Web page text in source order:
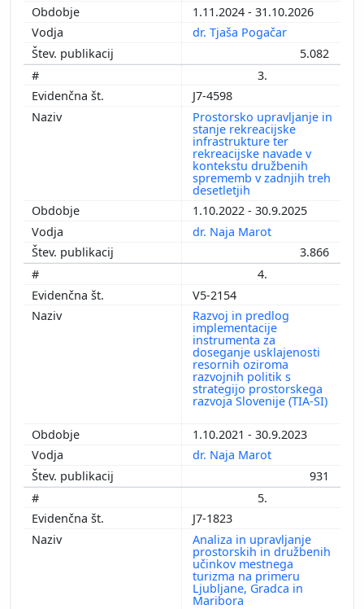
1.11.2024 - 31.10.2026
dr. Tjaša Pogačar
5.082
3.
J7-4598
Prostorsko upravljanje in
stanje rekreacijske
infrastrukture ter
rekreacijske navade v
kontekstu družbenih
sprememb v zadnjih treh
desetletjih
1.10.2022 - 30.9.2025
dr. Naja Marot
3.866
4.
V5-2154
Razvoj in predlog
implementacije
instrumenta za
doseganje usklajenosti
resornih oziroma
razvojnih politik s
strategijo prostorskega
razvoja Slovenije (TIA-SI)
1.10.2021 - 30.9.2023
dr. Naja Marot
931
5.
J7-1823
Analiza in upravljanje
prostorskih in družbenih
učinkov mestnega
turizma na primeru
Ljubljane, Gradca in
Maribora